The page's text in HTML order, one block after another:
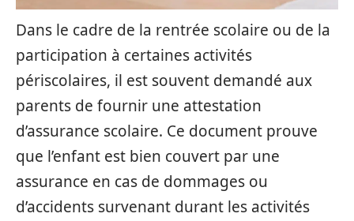
Dans le cadre de la rentrée scolaire ou de la
participation à certaines activités
périscolaires, il est souvent demandé aux
parents de fournir une attestation
d’assurance scolaire. Ce document prouve
que l’enfant est bien couvert par une
assurance en cas de dommages ou
d’accidents survenant durant les activités